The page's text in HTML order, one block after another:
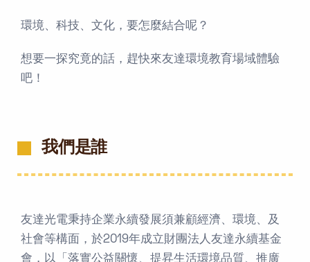
環境、科技、文化，要怎麼結合呢？
想要一探究竟的話，趕快來友達環境教育場域體驗
吧！
我們是誰
友達光電秉持企業永續發展須兼顧經濟、環境、及
社會等構面，於2019年成立財團法人友達永續基金
會，以「落實公益關懷、提昇生活環境品質、推廣